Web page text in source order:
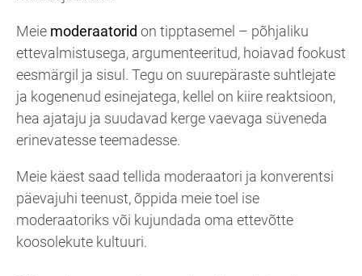
Meie moderaatorid on tipptasemel – põhjaliku
ettevalmistusega, argumenteeritud, hoiavad fookust
eesmärgil ja sisul. Tegu on suurepäraste suhtlejate
ja kogenenud esinejatega, kellel on kiire reaktsioon,
hea ajataju ja suudavad kerge vaevaga süveneda
erinevatesse teemadesse.
Meie käest saad tellida moderaatori ja konverentsi
päevajuhi teenust, õppida meie toel ise
moderaatoriks või kujundada oma ettevõtte
koosolekute kultuuri.